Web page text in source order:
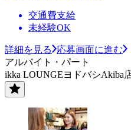
交通費支給
未経験OK
詳細を見る
応募画面に進む
アルバイト・パート
ikka LOUNGEヨドバシAkiba